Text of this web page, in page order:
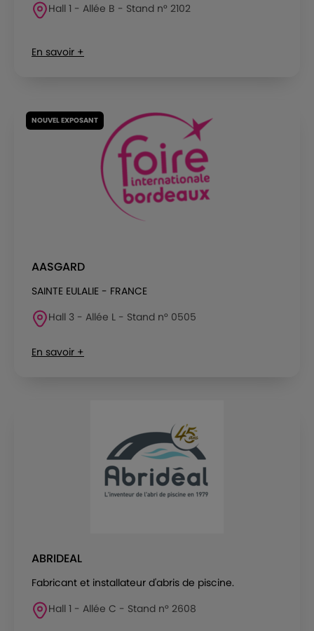
Hall 1 - Allée B - Stand n° 2102
En savoir +
NOUVEL EXPOSANT
AASGARD
SAINTE EULALIE - FRANCE
Hall 3 - Allée L - Stand n° 0505
En savoir +
ABRIDEAL
Fabricant et installateur d'abris de piscine.
Hall 1 - Allée C - Stand n° 2608